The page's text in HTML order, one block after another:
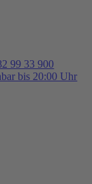
99 33 900
bis 20:00 Uhr